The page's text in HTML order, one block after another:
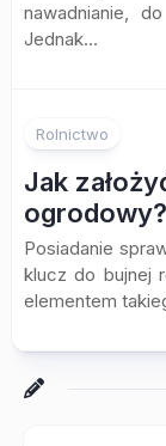
nawadnianie,
Jednak...
Rolnictwo
Jak
ogrodowy?
Posiadanie
klucz do bujnej
elementem